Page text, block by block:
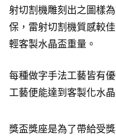
射切割機雕刻出之圖樣
保，雷射切割機質感較
輕客製水晶盃重量。
每種做字手法工藝皆有
工藝便能達到客製化水
獎盃獎座是為了帶給受